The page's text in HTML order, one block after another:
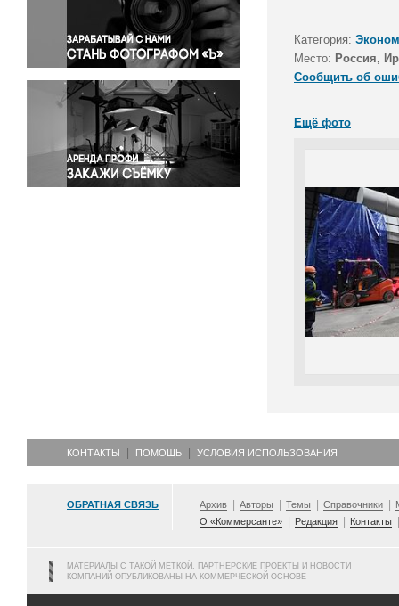
Правосудие
Происшествия и конфликты
Религия
Светская жизнь
Спорт
Экология
Экономика и бизнес
Категория:
Место: Россия,
Сообщить об
Ещё фото
КОНТАКТЫ ПОМОЩЬ УСЛОВИЯ ИСПОЛЬЗОВАНИЯ
ОБРАТНАЯ СВЯЗЬ Архив Авторы Темы Справочники
О «Коммерсанте»
Редакция Контакты
МАТЕРИАЛЫ С ТАКОЙ МЕТКОЙ, ПАРТНЕРСКИЕ ПРОЕКТЫ И НОВОСТИ
КОМПАНИЙ ОПУБЛИКОВАНЫ НА КОММЕРЧЕСКОЙ ОСНОВЕ